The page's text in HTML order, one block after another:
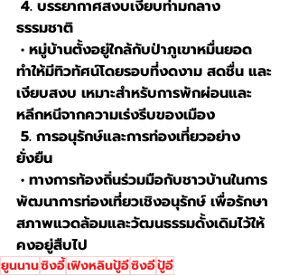
4. บรรยากาศสงบเงียบท่ามกลาง
ธรรมชาติ
• หมู่บ้านตั้งอยู่ใกล้กับป่าภูเขาหมื่นยอด
ทำให้มีทิวทัศน์โดยรอบที่งดงาม สดชื่น และ
เงียบสงบ เหมาะสำหรับการพักผ่อนและ
หลีกหนีจากความเร่งรีบของเมือง
5. การอนุรักษ์และการท่องเที่ยวอย่าง
ยั่งยืน
• ทางการท้องถิ่นร่วมมือกับชาวบ้านในการ
พัฒนาการท่องเที่ยวเชิงอนุรักษ์ เพื่อรักษา
สภาพแวดล้อมและวัฒนธรรมดั้งเดิมไว้ให้
คงอยู่สืบไป
ยูนนานซิงอี้เฟิงหลินปู้อีซิงอีปู้อี